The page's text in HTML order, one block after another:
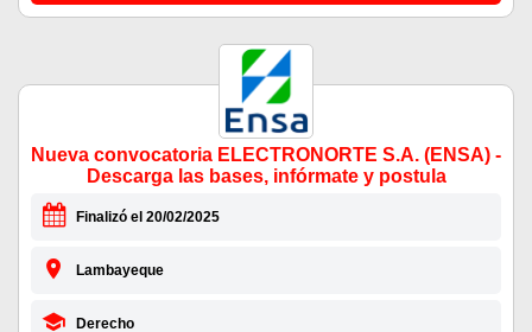
Nueva convocatoria ELECTRONORTE S.A. (ENSA) -
Descarga las bases, infórmate y postula
Finalizó el 20/02/2025
Lambayeque
Derecho